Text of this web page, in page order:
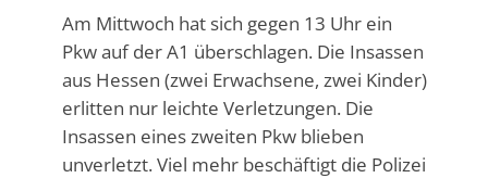
Am Mittwoch hat sich gegen 13 Uhr ein
Pkw auf der A1 überschlagen. Die Insassen
aus Hessen (zwei Erwachsene, zwei Kinder)
erlitten nur leichte Verletzungen. Die
Insassen eines zweiten Pkw blieben
unverletzt. Viel mehr beschäftigt die Polizei